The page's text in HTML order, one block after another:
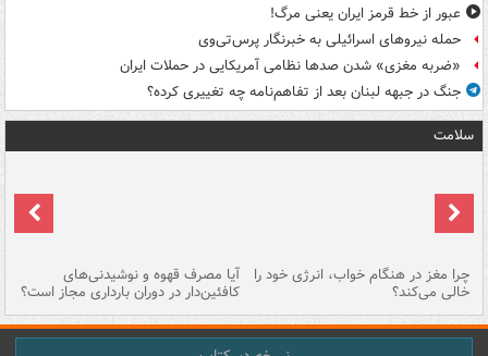
عبور از خط قرمز ایران یعنی مرگ!
حمله نیروهای اسرائیلی به خبرنگار پرس‌تی‌وی
«ضربه مغزی» شدن صدها نظامی آمریکایی در حملات ایران
جنگ در جبهه لبنان بعد از تفاهم‌نامه چه تغییری کرده؟
سلامت
چرا مغز در هنگام خواب، انرژی خود را
خالی می‌کند؟
آیا مصرف قهوه و نوشیدنی‌های
کافئین‌دار در دوران بارداری مجاز است؟